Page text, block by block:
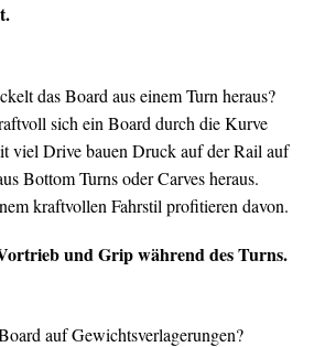
das Board aus einem Turn heraus?
sich ein Board durch die Kurve
viel Drive bauen Druck auf der Rail auf
Bottom Turns oder Carves heraus.
kraftvollen Fahrstil profitieren davon.
und Grip während des Turns.
auf Gewichtsverlagerungen?